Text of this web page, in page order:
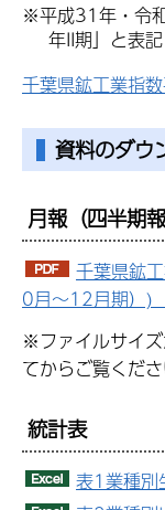
※平成31年・令
年II期」と表記
千葉県鉱工業指
資料のダウ
月報（四半期報
千葉県鉱
0月～12月期）)
※ファイルサイ
てからご覧くださ
統計表
表1業種別